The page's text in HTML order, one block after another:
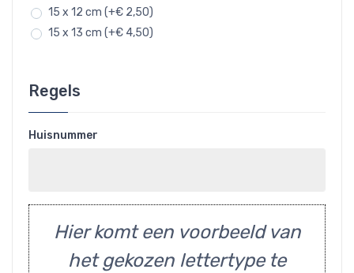
15 x 12 cm (+€ 2,50)
15 x 13 cm (+€ 4,50)
Regels
Huisnummer
Hier komt een voorbeeld van
het gekozen lettertype te